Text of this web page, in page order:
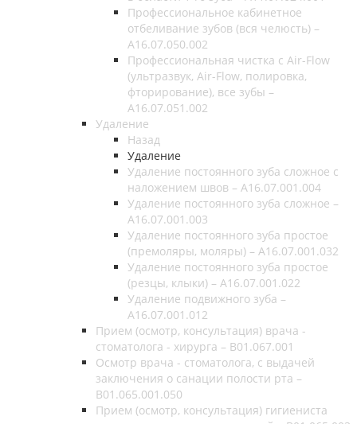
Профессиональное кабинетное
отбеливание зубов (вся челюсть) –
А16.07.050.002
Профессиональная чистка с Air-Flow
(ультразвук, Air-Flow, полировка,
фторирование), все зубы –
A16.07.051.002
Удаление
Назад
Удаление
Удаление постоянного зуба сложное с
наложением швов – A16.07.001.004
Удаление постоянного зуба сложное –
A16.07.001.003
Удаление постоянного зуба простое
(премоляры, моляры) – A16.07.001.032
Удаление постоянного зуба простое
(резцы, клыки) – A16.07.001.022
Удаление подвижного зуба –
A16.07.001.012
Прием (осмотр, консультация) врача -
стоматолога - хирурга – B01.067.001
Осмотр врача - стоматолога, с выдачей
заключения о санации полости рта –
B01.065.001.050
Прием (осмотр, консультация) гигиениста